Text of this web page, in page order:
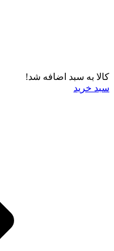
کالا به سبد اضافه شد!
سبد خرید